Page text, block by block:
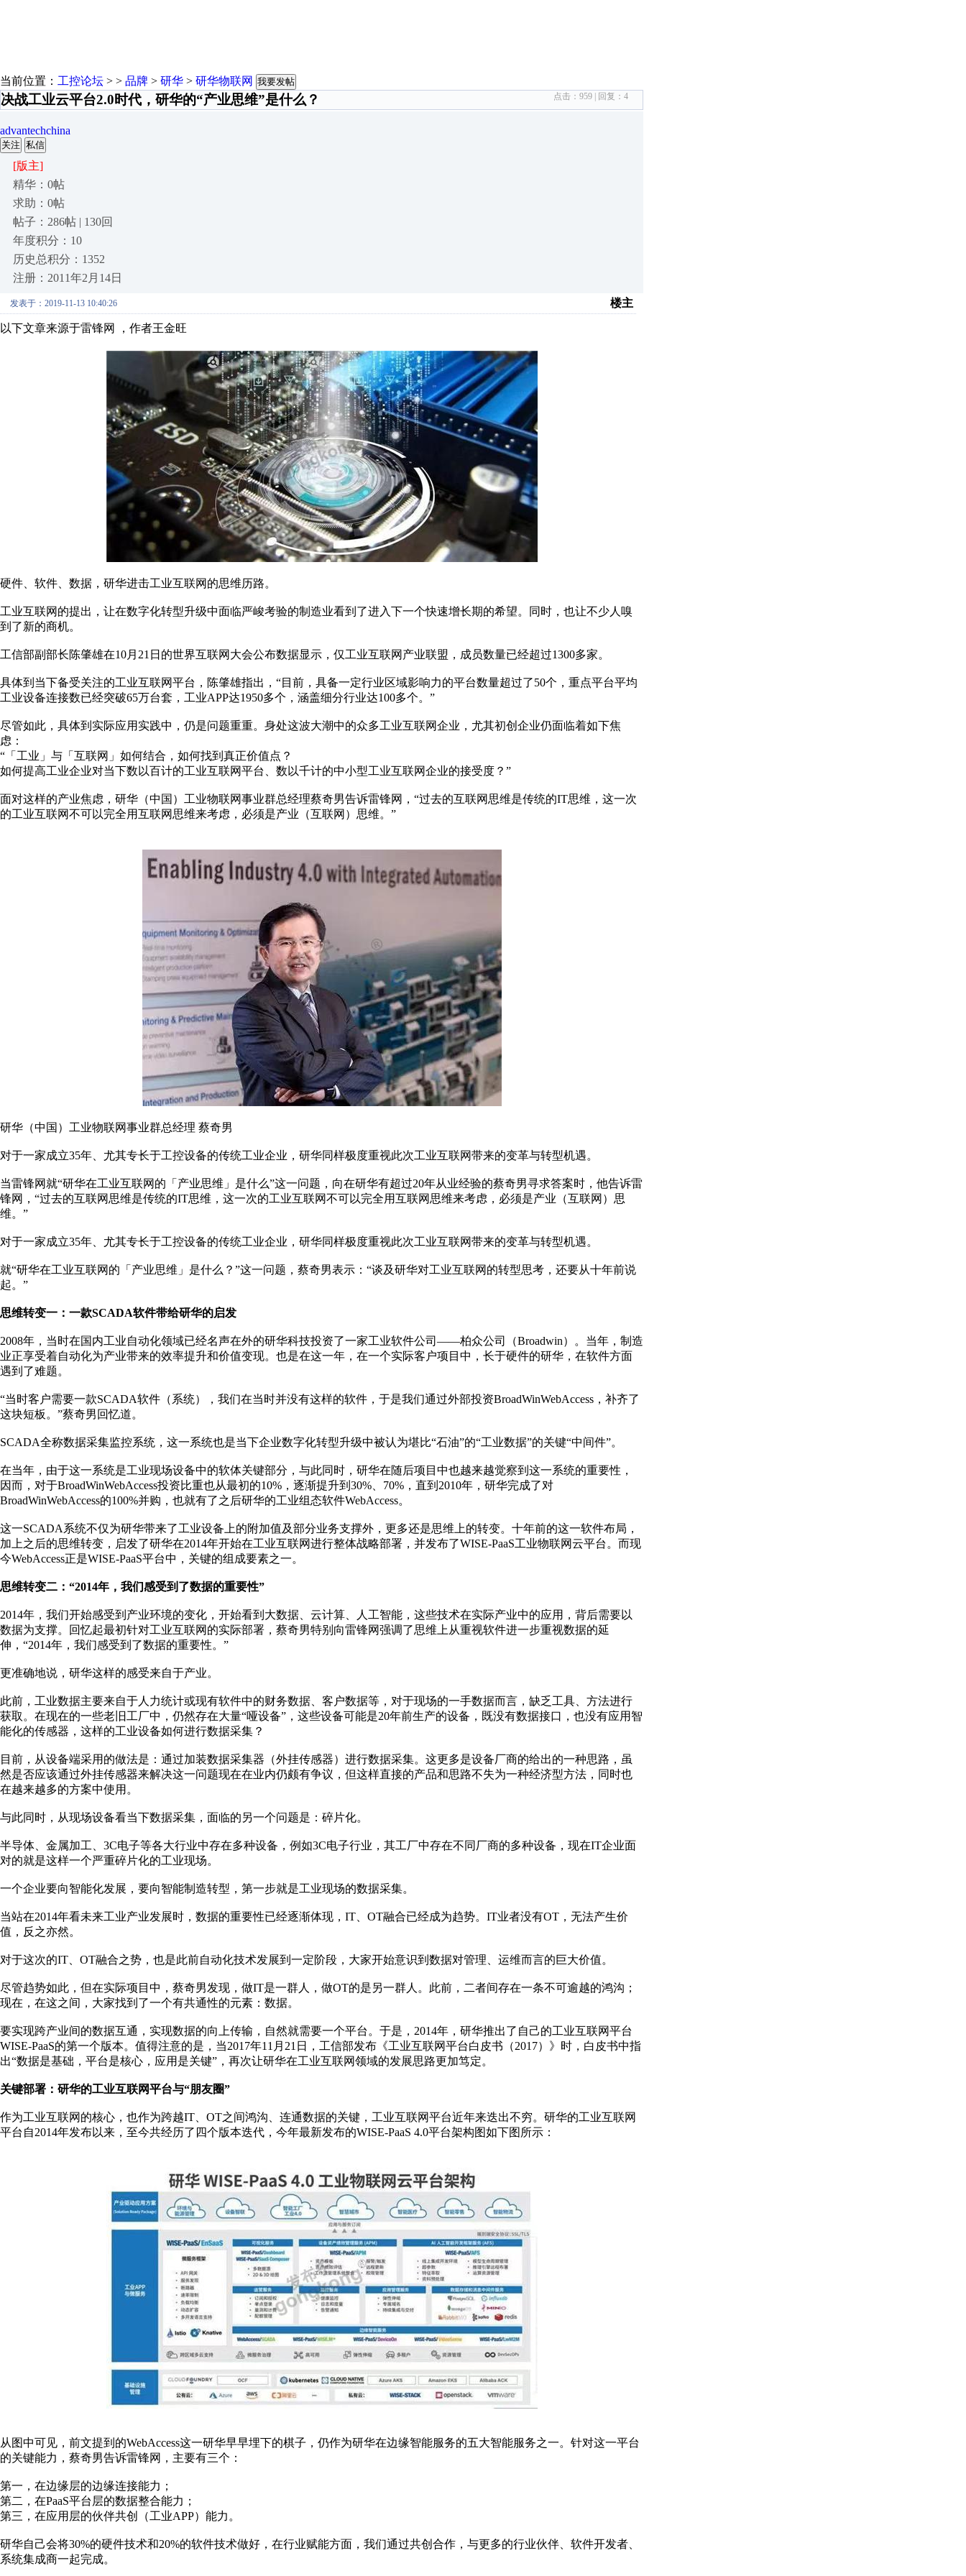
当前位置： 工控论坛 > > 品牌 > 研华 > 研华物联网 我要发帖
决战工业云平台2.0时代，研华的“产业思维”是什么？ 点击： 959 | 回复： 4
advantechchina
关注 私信
[版主]
精华：0帖
求助：0帖
帖子：286帖 | 130回
年度积分：10
历史总积分：1352
注册：2011年2月14日
发表于：2019-11-13 10:40:26 楼主
以下文章来源于雷锋网 ，作者王金旺
硬件、软件、数据，研华进击工业互联网的思维历路。
工业互联网的提出，让在数字化转型升级中面临严峻考验的制造业看到了进入下一个快速增长期的希望。同时，也让不少人嗅
到了新的商机。
工信部副部长陈肇雄在10月21日的世界互联网大会公布数据显示，仅工业互联网产业联盟，成员数量已经超过1300多家。
具体到当下备受关注的工业互联网平台，陈肇雄指出，“目前，具备一定行业区域影响力的平台数量超过了50个，重点平台平均
工业设备连接数已经突破65万台套，工业APP达1950多个，涵盖细分行业达100多个。”
尽管如此，具体到实际应用实践中，仍是问题重重。身处这波大潮中的众多工业互联网企业，尤其初创企业仍面临着如下焦
虑：
“「工业」与「互联网」如何结合，如何找到真正价值点？
如何提高工业企业对当下数以百计的工业互联网平台、数以千计的中小型工业互联网企业的接受度？”
面对这样的产业焦虑，研华（中国）工业物联网事业群总经理蔡奇男告诉雷锋网，“过去的互联网思维是传统的IT思维，这一次
的工业互联网不可以完全用互联网思维来考虑，必须是产业（互联网）思维。”
研华（中国）工业物联网事业群总经理 蔡奇男
对于一家成立35年、尤其专长于工控设备的传统工业企业，研华同样极度重视此次工业互联网带来的变革与转型机遇。
当雷锋网就“研华在工业互联网的「产业思维」是什么”这一问题，向在研华有超过20年从业经验的蔡奇男寻求答案时，他告诉雷
锋网，“过去的互联网思维是传统的IT思维，这一次的工业互联网不可以完全用互联网思维来考虑，必须是产业（互联网）思
维。”
对于一家成立35年、尤其专长于工控设备的传统工业企业，研华同样极度重视此次工业互联网带来的变革与转型机遇。
就“研华在工业互联网的「产业思维」是什么？”这一问题，蔡奇男表示：“谈及研华对工业互联网的转型思考，还要从十年前说
起。”
思维转变一：一款SCADA软件带给研华的启发
2008年，当时在国内工业自动化领域已经名声在外的研华科技投资了一家工业软件公司——柏众公司（Broadwin）。当年，制造
业正享受着自动化为产业带来的效率提升和价值变现。也是在这一年，在一个实际客户项目中，长于硬件的研华，在软件方面
遇到了难题。
“当时客户需要一款SCADA软件（系统），我们在当时并没有这样的软件，于是我们通过外部投资BroadWinWebAccess，补齐了
这块短板。”蔡奇男回忆道。
SCADA全称数据采集监控系统，这一系统也是当下企业数字化转型升级中被认为堪比“石油”的“工业数据”的关键“中间件”。
在当年，由于这一系统是工业现场设备中的软体关键部分，与此同时，研华在随后项目中也越来越觉察到这一系统的重要性，
因而，对于BroadWinWebAccess投资比重也从最初的10%，逐渐提升到30%、70%，直到2010年，研华完成了对
BroadWinWebAccess的100%并购，也就有了之后研华的工业组态软件WebAccess。
这一SCADA系统不仅为研华带来了工业设备上的附加值及部分业务支撑外，更多还是思维上的转变。十年前的这一软件布局，
加上之后的思维转变，启发了研华在2014年开始在工业互联网进行整体战略部署，并发布了WISE-PaaS工业物联网云平台。而现
今WebAccess正是WISE-PaaS平台中，关键的组成要素之一。
思维转变二：“2014年，我们感受到了数据的重要性”
2014年，我们开始感受到产业环境的变化，开始看到大数据、云计算、人工智能，这些技术在实际产业中的应用，背后需要以
数据为支撑。回忆起最初针对工业互联网的实际部署，蔡奇男特别向雷锋网强调了思维上从重视软件进一步重视数据的延
伸，“2014年，我们感受到了数据的重要性。”
更准确地说，研华这样的感受来自于产业。
此前，工业数据主要来自于人力统计或现有软件中的财务数据、客户数据等，对于现场的一手数据而言，缺乏工具、方法进行
获取。在现在的一些老旧工厂中，仍然存在大量“哑设备”，这些设备可能是20年前生产的设备，既没有数据接口，也没有应用智
能化的传感器，这样的工业设备如何进行数据采集？
目前，从设备端采用的做法是：通过加装数据采集器（外挂传感器）进行数据采集。这更多是设备厂商的给出的一种思路，虽
然是否应该通过外挂传感器来解决这一问题现在在业内仍颇有争议，但这样直接的产品和思路不失为一种经济型方法，同时也
在越来越多的方案中使用。
与此同时，从现场设备看当下数据采集，面临的另一个问题是：碎片化。
半导体、金属加工、3C电子等各大行业中存在多种设备，例如3C电子行业，其工厂中存在不同厂商的多种设备，现在IT企业面
对的就是这样一个严重碎片化的工业现场。
一个企业要向智能化发展，要向智能制造转型，第一步就是工业现场的数据采集。
当站在2014年看未来工业产业发展时，数据的重要性已经逐渐体现，IT、OT融合已经成为趋势。IT业者没有OT，无法产生价
值，反之亦然。
对于这次的IT、OT融合之势，也是此前自动化技术发展到一定阶段，大家开始意识到数据对管理、运维而言的巨大价值。
尽管趋势如此，但在实际项目中，蔡奇男发现，做IT是一群人，做OT的是另一群人。此前，二者间存在一条不可逾越的鸿沟；
现在，在这之间，大家找到了一个有共通性的元素：数据。
要实现跨产业间的数据互通，实现数据的向上传输，自然就需要一个平台。于是，2014年，研华推出了自己的工业互联网平台
WISE-PaaS的第一个版本。值得注意的是，当2017年11月21日，工信部发布《工业互联网平台白皮书（2017）》时，白皮书中指
出“数据是基础，平台是核心，应用是关键”，再次让研华在工业互联网领域的发展思路更加笃定。
关键部署：研华的工业互联网平台与“朋友圈”
作为工业互联网的核心，也作为跨越IT、OT之间鸿沟、连通数据的关键，工业互联网平台近年来迭出不穷。研华的工业互联网
平台自2014年发布以来，至今共经历了四个版本迭代，今年最新发布的WISE-PaaS 4.0平台架构图如下图所示：
从图中可见，前文提到的WebAccess这一研华早早埋下的棋子，仍作为研华在边缘智能服务的五大智能服务之一。针对这一平台
的关键能力，蔡奇男告诉雷锋网，主要有三个：
第一，在边缘层的边缘连接能力；
第二，在PaaS平台层的数据整合能力；
第三，在应用层的伙伴共创（工业APP）能力。
研华自己会将30%的硬件技术和20%的软件技术做好，在行业赋能方面，我们通过共创合作，与更多的行业伙伴、软件开发者、
系统集成商一起完成。